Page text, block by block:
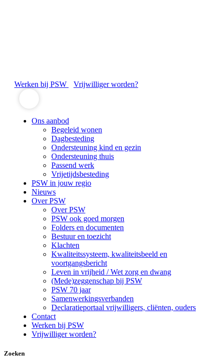
Werken bij PSW Vrijwilliger worden?
Ons aanbod
Begeleid wonen
Dagbesteding
Ondersteuning kind en gezin
Ondersteuning thuis
Passend werk
Vrijetijdsbesteding
PSW in jouw regio
Nieuws
Over PSW
Over PSW
PSW ook goed morgen
Folders en documenten
Bestuur en toezicht
Klachten
Kwaliteitssysteem, kwaliteitsbeeld en
voortgangsbericht
Leven in vrijheid / Wet zorg en dwang
(Mede)zeggenschap bij PSW
PSW 70 jaar
Samenwerkingsverbanden
Declaratieportaal vrijwilligers, cliënten, ouders
Contact
Werken bij PSW
Vrijwilliger worden?
Zoeken